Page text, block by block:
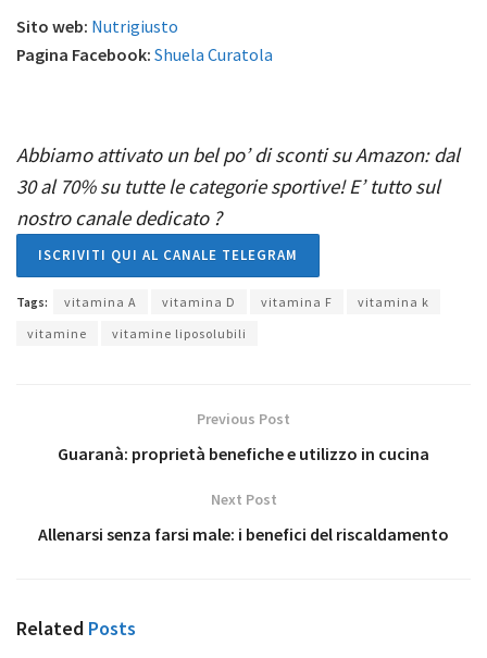
Sito web: Nutrigiusto
Pagina Facebook: Shuela Curatola
Abbiamo attivato un bel po’ di sconti su Amazon: dal
30 al 70% su tutte le categorie sportive! E’ tutto sul
nostro canale dedicato ?
ISCRIVITI QUI AL CANALE TELEGRAM
Tags: vitamina A vitamina D vitamina F
vitamina k
vitamine
vitamine liposolubili
Previous Post
Guaranà: proprietà benefiche e utilizzo in cucina
Next Post
Allenarsi senza farsi male: i benefici del riscaldamento
Related Posts